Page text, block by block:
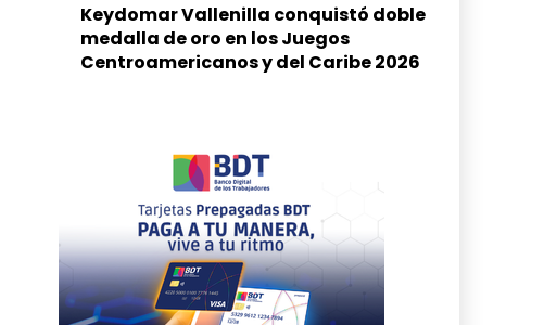
Keydomar Vallenilla conquistó doble
medalla de oro en los Juegos
Centroamericanos y del Caribe 2026